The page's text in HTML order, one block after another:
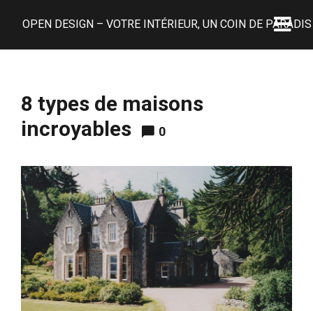
OPEN DESIGN – VOTRE INTÉRIEUR, UN COIN DE
8 types de maisons
incroyables
0